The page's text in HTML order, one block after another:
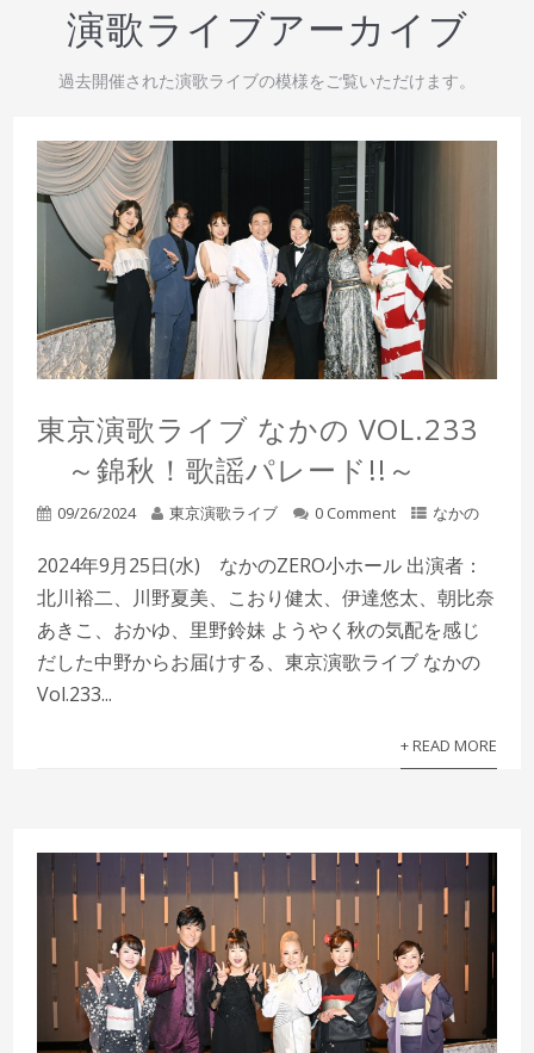
演歌ライブアーカイブ
過去開催された演歌ライブの模様をご覧いただけます。
東京演歌ライブ なかの VOL.233
～錦秋！歌謡パレード!!～
09/26/2024 東京演歌ライブ 0 Comment なかの
2024年9月25日(水) なかのZERO小ホール 出演者：
北川裕二、川野夏美、こおり健太、伊達悠太、朝比奈
あきこ、おかゆ、里野鈴妹 ようやく秋の気配を感じ
だした中野からお届けする、東京演歌ライブ なかの
Vol.233...
+ READ MORE